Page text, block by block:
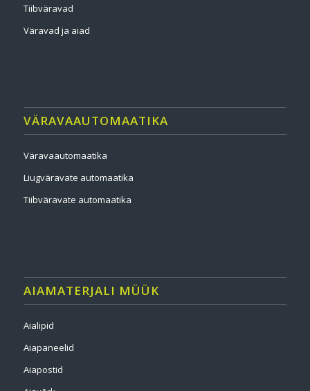
Tiibväravad
Väravad ja aiad
VÄRAVAAUTOMAATIKA
Väravaautomaatika
Liugväravate automaatika
Tiibväravate automaatika
AIAMATERJALI MÜÜK
Aialipid
Aiapaneelid
Aiapostid